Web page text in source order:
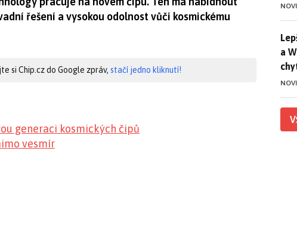
řešení a vysokou odolnost vůči kosmickému
si Chip.cz do Google zpráv, stačí jedno kliknutí!
generaci kosmických čipů
vesmír
a